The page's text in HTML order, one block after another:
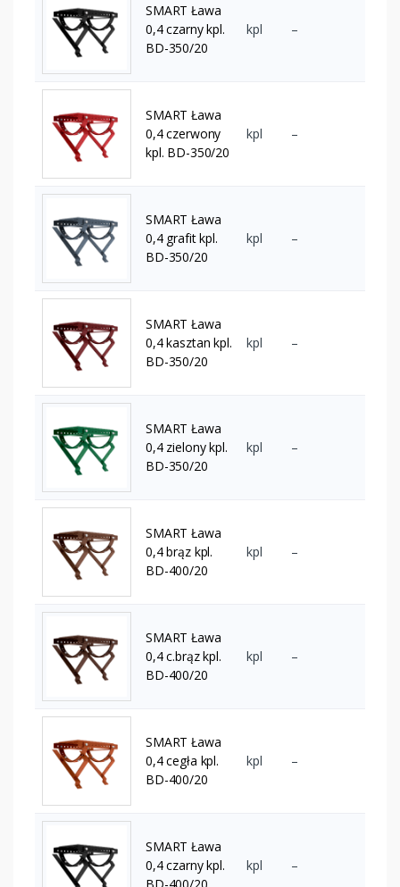
SMART Ława
0,4 czarny kpl.
BD-350/20
kpl –
SMART Ława
0,4 czerwony
kpl. BD-350/20
kpl –
SMART Ława
0,4 grafit kpl.
BD-350/20
kpl –
SMART Ława
0,4 kasztan kpl.
BD-350/20
kpl –
SMART Ława
0,4 zielony kpl.
BD-350/20
kpl –
SMART Ława
0,4 brąz kpl.
BD-400/20
kpl –
SMART Ława
0,4 c.brąz kpl.
BD-400/20
kpl –
SMART Ława
0,4 cegła kpl.
BD-400/20
kpl –
SMART Ława
0,4 czarny kpl.
kpl –